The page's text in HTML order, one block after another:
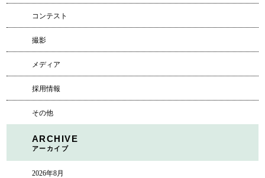
コンテスト
撮影
メディア
採用情報
その他
ARCHIVE
アーカイブ
2026年8月